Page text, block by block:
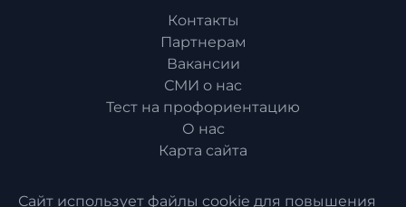
Контакты
Партнерам
Вакансии
СМИ о нас
Тест на профориентацию
О нас
Карта сайта
Сайт использует файлы cookie для повышения